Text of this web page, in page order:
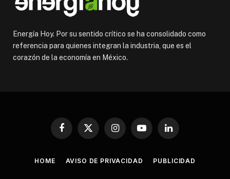
Energía Hoy. Por su sentido crítico se ha consolidado como
referencia para quienes integran la industria, que es el
corazón de la economía en México.
Facebook
X
InstagramYouTubeLinkedIn
HOME AVISO DE PRIVACIDAD PUBLICIDAD